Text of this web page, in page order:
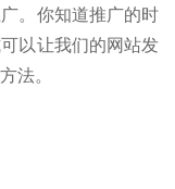
。你知道推广的时
以让我们的网站发
法。